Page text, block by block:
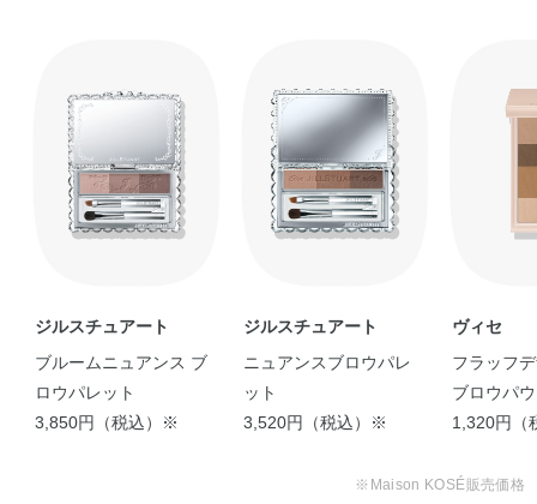
【ニュアンス眉も簡単に
◎】 こちらの２ …
Mana
＼主役級の眉。／ ジルス
チュアートのア …
Kana
ジルスチュアート
ブルームニュアンス ブ
ロウパレット
3,850円（税込）※
ジルスチュアート
ニュアンスブロウパレ
ット
3,520円（税込）※
ヴィセ
フラッフ
ブロウパ
1,320円（
※Maison KOSÉ販売価格